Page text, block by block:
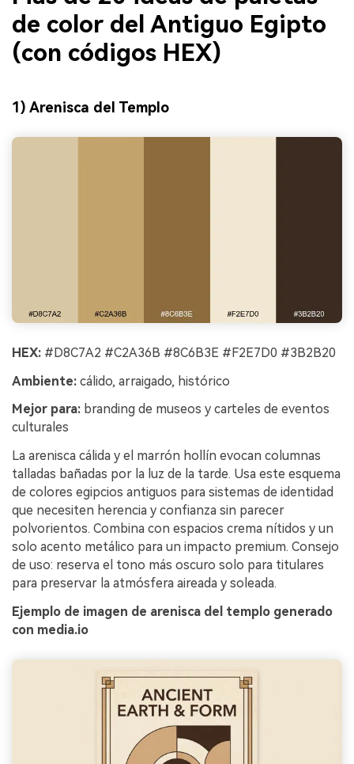
de color del Antiguo Egipto
(con códigos HEX)
1) Arenisca del Templo
HEX: #D8C7A2 #C2A36B #8C6B3E #F2E7D0 #3B2B20
Ambiente: cálido, arraigado, histórico
Mejor para: branding de museos y carteles de eventos
culturales
La arenisca cálida y el marrón hollín evocan columnas
talladas bañadas por la luz de la tarde. Usa este esquema
de colores egipcios antiguos para sistemas de identidad
que necesiten herencia y confianza sin parecer
polvorientos. Combina con espacios crema nítidos y un
solo acento metálico para un impacto premium. Consejo
de uso: reserva el tono más oscuro solo para titulares
para preservar la atmósfera aireada y soleada.
Ejemplo de imagen de arenisca del templo generado
con media.io